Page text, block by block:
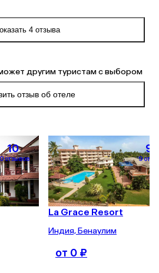
4 отзыва
другим туристам с выбором
отзыв об отеле
10
отзывов 9
La Grace Resort
Индия, Бенаулим
от 0 ₽